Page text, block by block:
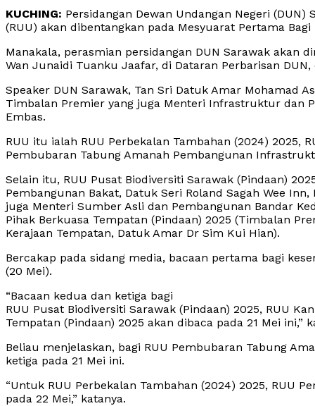
KUCHING: Persidangan Dewan Undangan Negeri
(RUU) akan dibentangkan pada Mesyuarat Pertama
Manakala, perasmian persidangan DUN Sarawak akan
Wan Junaidi Tuanku Jaafar, di Dataran Perbarisan
Speaker DUN Sarawak, Tan Sri Datuk Amar Mohamad
Timbalan Premier yang juga Menteri Infrastruktur dan
Embas.
RUU itu ialah RUU Perbekalan Tambahan (2024) 2025,
Pembubaran Tabung Amanah Pembangunan
Selain itu, RUU Pusat Biodiversiti Sarawak (Pindaan)
Pembangunan Bakat, Datuk Seri Roland Sagah Wee
juga Menteri Sumber Asli dan Pembangunan Bandar
Pihak Berkuasa Tempatan (Pindaan) 2025 (Timbalan
Kerajaan Tempatan, Datuk Amar Dr Sim Kui Hian).
Bercakap pada sidang media, bacaan pertama bagi
(20 Mei).
“Bacaan kedua dan ketiga bagi
RUU Pusat Biodiversiti Sarawak (Pindaan) 2025, RUU
Tempatan (Pindaan) 2025 akan dibaca pada 21 Mei ini,”
Beliau menjelaskan, bagi RUU Pembubaran Tabung
ketiga pada 21 Mei ini.
“Untuk RUU Perbekalan Tambahan (2024) 2025, RUU
pada 22 Mei,” katanya.